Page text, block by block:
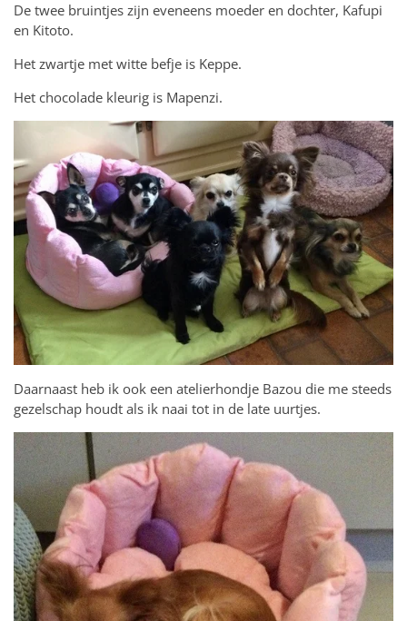
De twee bruintjes zijn eveneens moeder en dochter, Kafupi
en Kitoto.
Het zwartje met witte befje is Keppe.
Het chocolade kleurig is Mapenzi.
Daarnaast heb ik ook een atelierhondje Bazou die me steeds
gezelschap houdt als ik naai tot in de late uurtjes.